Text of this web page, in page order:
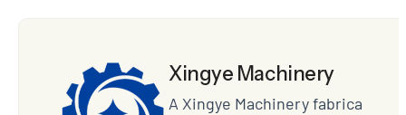
Xingye Machinery
A Xingye Machinery fabrica